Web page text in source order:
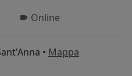
Online
• Mappa